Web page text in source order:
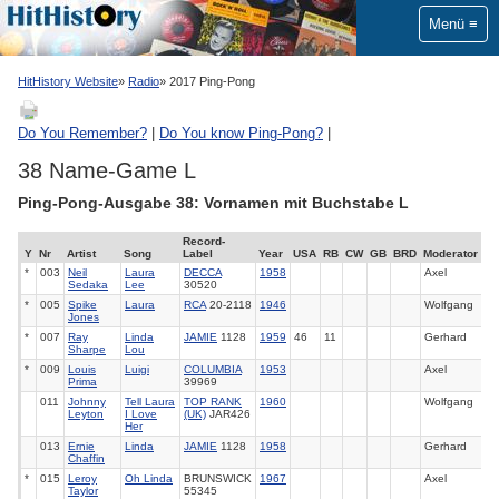
Menü
HitHistory Website Radio 2017 Ping-Pong
Do You Remember? Do You know Ping-Pong?
38 Name-Game L
Ping-Pong-Ausgabe 38: Vornamen mit Buchstabe L
Y Nr Artist Song
Record-
Label
Year USA RB CW GB BRD Moderator
*
003
Neil
Sedaka
Laura
Lee
DECCA
30520
1958 Axel
* 005
Spike
Jones
Laura RCA 20-2118 1946 Wolfgang
* 007
Ray
Sharpe
Linda
Lou
JAMIE 1128 1959 46 11 Gerhard
* 009
Louis
Prima
Luigi
COLUMBIA
39969
1953 Axel
011
Johnny
Leyton
Tell Laura
I Love
Her
TOP RANK
(UK) JAR426
1960 Wolfgang
013
Ernie
Chaffin
Linda JAMIE 1128 1958 Gerhard
* 015
Leroy
Taylor
Oh Linda
BRUNSWICK
55345
1967 Axel